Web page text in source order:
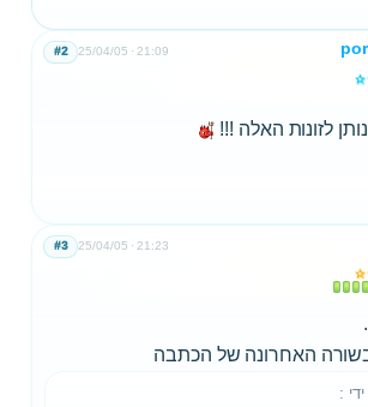
25/04/05 21:09
#2
לזונות האלה !!!
25/04/05 21:23
#3
האחרונה של הכתבה
: